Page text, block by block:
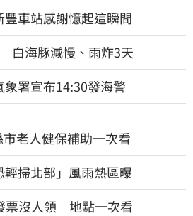
車站感謝憶起這瞬間
白海豚減慢、雨炸3天
署宣布14:30發海警
老人健保補助一次看
掃北部」風雨熱區曝
票沒人領 地點一次看